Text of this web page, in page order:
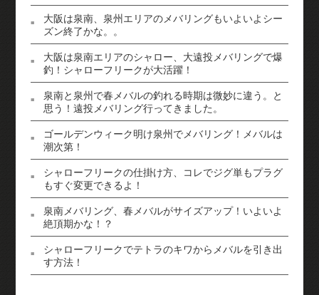
大阪は泉南、泉州エリアのメバリングもいよいよシー
ズン終了かな。。
大阪は泉南エリアのシャロー、大遠投メバリングで爆
釣！シャローフリークが大活躍！
泉南と泉州で春メバルの釣れる時期は微妙に違う。と
思う！遠投メバリング行ってきました。
ゴールデンウィーク明け泉州でメバリング！メバルは
潮次第！
シャローフリークの仕掛け方、コレでジグ単もプラグ
もすぐ変更できるよ！
泉南メバリング、春メバルがサイズアップ！いよいよ
絶頂期かな！？
シャローフリークでテトラのキワからメバルを引き出
す方法！